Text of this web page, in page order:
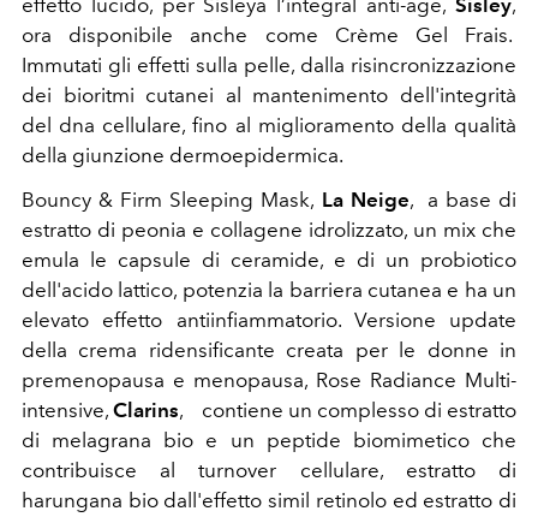
effetto lucido, per Sisleya l’integral anti-age, Sisley,
ora disponibile anche come Crème Gel Frais.
Immutati gli effetti sulla pelle, dalla risincronizzazione
dei bioritmi cutanei al mantenimento dell'integrità
del dna cellulare, fino al miglioramento della qualità
della giunzione dermoepidermica.
Bouncy & Firm Sleeping Mask, La Neige, a base di
estratto di peonia e collagene idrolizzato, un mix che
emula le capsule di ceramide, e di un probiotico
dell'acido lattico, potenzia la barriera cutanea e ha un
elevato effetto antiinfiammatorio. Versione update
della crema ridensificante creata per le donne in
premenopausa e menopausa, Rose Radiance Multi-
intensive, Clarins, contiene un complesso di estratto
di melagrana bio e un peptide biomimetico che
contribuisce al turnover cellulare, estratto di
harungana bio dall'effetto simil retinolo ed estratto di